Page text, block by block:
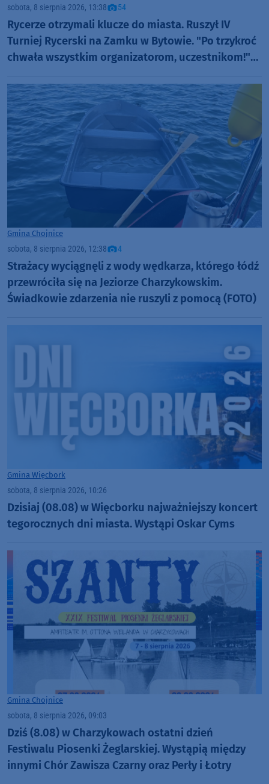
sobota, 8 sierpnia 2026, 13:38 54
Rycerze otrzymali klucze do miasta. Ruszył IV
Turniej Rycerski na Zamku w Bytowie. "Po trzykroć
chwała wszystkim organizatorom, uczestnikom!"
Gmina Chojnice
sobota, 8 sierpnia 2026, 12:38 4
Strażacy wyciągnęli z wody wędkarza, którego łódź
przewróciła się na Jeziorze Charzykowskim.
Świadkowie zdarzenia nie ruszyli z pomocą (FOTO)
Gmina Więcbork
sobota, 8 sierpnia 2026, 10:26
Dzisiaj (08.08) w Więcborku najważniejszy koncert
tegorocznych dni miasta. Wystąpi Oskar Cyms
Gmina Chojnice
sobota, 8 sierpnia 2026, 09:03
Dziś (8.08) w Charzykowach ostatni dzień
Festiwalu Piosenki Żeglarskiej. Wystąpią między
innymi Chór Zawisza Czarny oraz Perły i Łotry